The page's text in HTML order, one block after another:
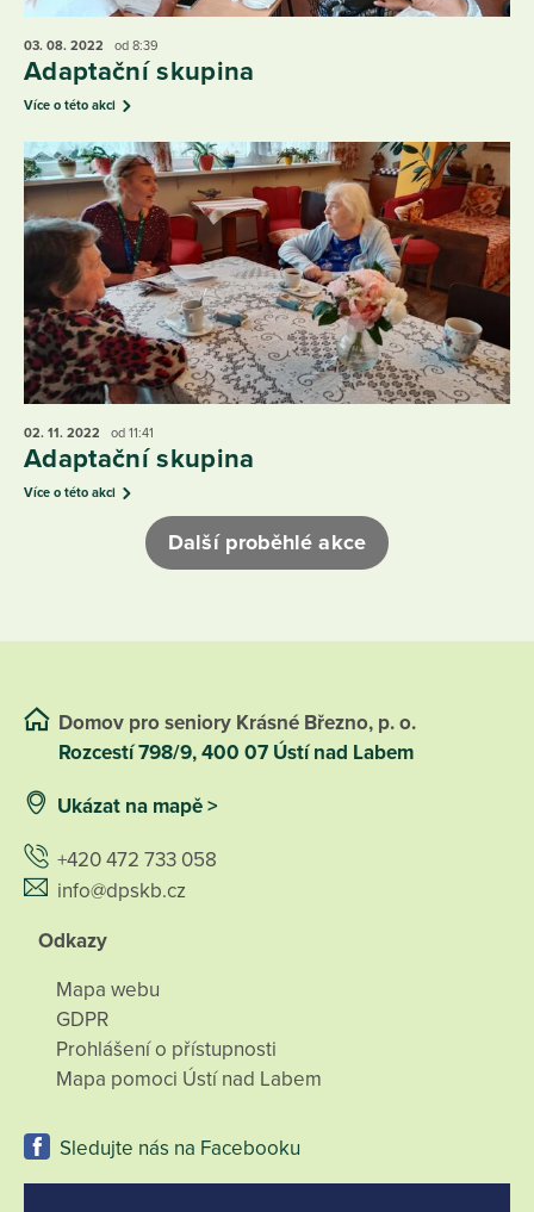
03. 08. 2022 od 8:39
Adaptační skupina
Více o této akci
02. 11. 2022 od 11:41
Adaptační skupina
Více o této akci
Další proběhlé akce
Domov pro seniory Krásné Březno, p. o.
Rozcestí 798/9, 400 07 Ústí nad Labem
Ukázat na mapě >
+420 472 733 058
info@dpskb.cz
Odkazy
Mapa webu
GDPR
Prohlášení o přístupnosti
Mapa pomoci Ústí nad Labem
Sledujte nás na Facebooku